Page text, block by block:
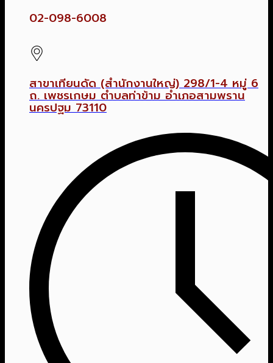
02-098-6008
สาขาเทียนดัด (สำนักงานใหญ่) 298/1-4 หมู่ 6
ถ. เพชรเกษม ตำบลท่าข้าม อำเภอสามพราน
นครปฐม 73110